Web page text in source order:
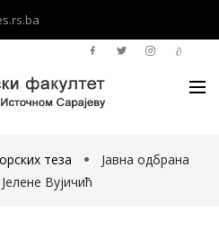
теза
Јавна одбрана
Вујичић